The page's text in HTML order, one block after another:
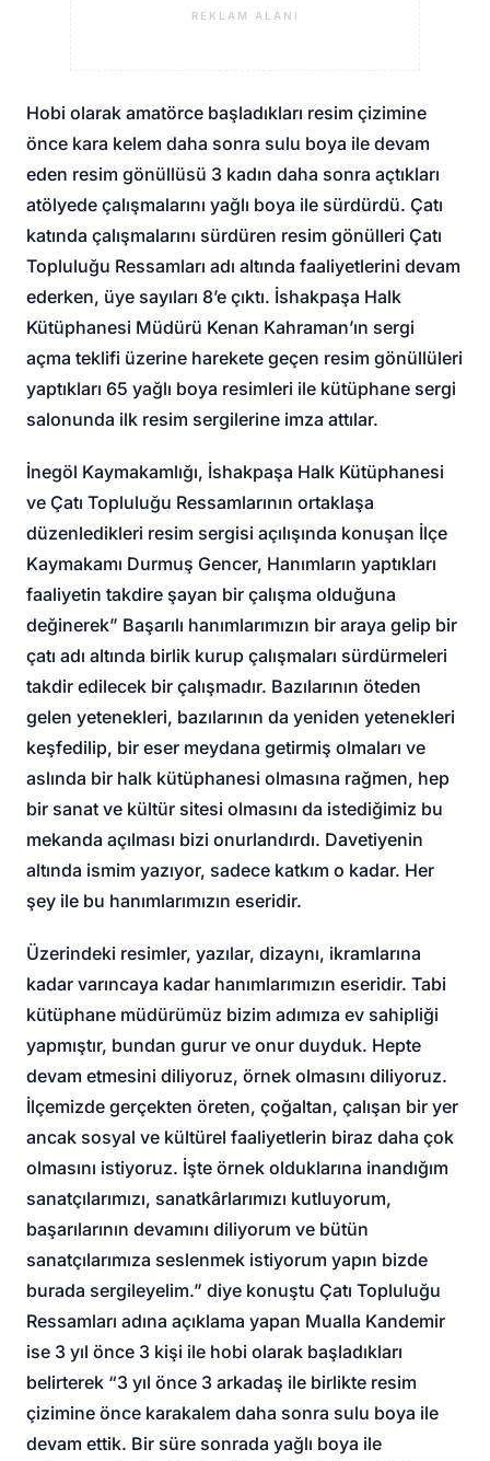
REKLAM ALANI
Hobi olarak amatörce başladıkları resim çizimine
önce kara kelem daha sonra sulu boya ile devam
eden resim gönüllüsü 3 kadın daha sonra açtıkları
atölyede çalışmalarını yağlı boya ile sürdürdü. Çatı
katında çalışmalarını sürdüren resim gönülleri Çatı
Topluluğu Ressamları adı altında faaliyetlerini devam
ederken, üye sayıları 8’e çıktı. İshakpaşa Halk
Kütüphanesi Müdürü Kenan Kahraman’ın sergi
açma teklifi üzerine harekete geçen resim gönüllüleri
yaptıkları 65 yağlı boya resimleri ile kütüphane sergi
salonunda ilk resim sergilerine imza attılar.
İnegöl Kaymakamlığı, İshakpaşa Halk Kütüphanesi
ve Çatı Topluluğu Ressamlarının ortaklaşa
düzenledikleri resim sergisi açılışında konuşan İlçe
Kaymakamı Durmuş Gencer, Hanımların yaptıkları
faaliyetin takdire şayan bir çalışma olduğuna
değinerek” Başarılı hanımlarımızın bir araya gelip bir
çatı adı altında birlik kurup çalışmaları sürdürmeleri
takdir edilecek bir çalışmadır. Bazılarının öteden
gelen yetenekleri, bazılarının da yeniden yetenekleri
keşfedilip, bir eser meydana getirmiş olmaları ve
aslında bir halk kütüphanesi olmasına rağmen, hep
bir sanat ve kültür sitesi olmasını da istediğimiz bu
mekanda açılması bizi onurlandırdı. Davetiyenin
altında ismim yazıyor, sadece katkım o kadar. Her
şey ile bu hanımlarımızın eseridir.
Üzerindeki resimler, yazılar, dizaynı, ikramlarına
kadar varıncaya kadar hanımlarımızın eseridir. Tabi
kütüphane müdürümüz bizim adımıza ev sahipliği
yapmıştır, bundan gurur ve onur duyduk. Hepte
devam etmesini diliyoruz, örnek olmasını diliyoruz.
İlçemizde gerçekten öreten, çoğaltan, çalışan bir yer
ancak sosyal ve kültürel faaliyetlerin biraz daha çok
olmasını istiyoruz. İşte örnek olduklarına inandığım
sanatçılarımızı, sanatkârlarımızı kutluyorum,
başarılarının devamını diliyorum ve bütün
sanatçılarımıza seslenmek istiyorum yapın bizde
burada sergileyelim.” diye konuştu Çatı Topluluğu
Ressamları adına açıklama yapan Mualla Kandemir
ise 3 yıl önce 3 kişi ile hobi olarak başladıkları
belirterek “3 yıl önce 3 arkadaş ile birlikte resim
çizimine önce karakalem daha sonra sulu boya ile
devam ettik. Bir süre sonrada yağlı boya ile